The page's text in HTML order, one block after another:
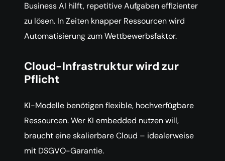
Business AI hilft, repetitive Aufgaben effizienter
zu lösen. In Zeiten knapper Ressourcen wird
Automatisierung zum Wettbewerbsfaktor.
Cloud-Infrastruktur wird zur
Pflicht
KI-Modelle benötigen flexible, hochverfügbare
Ressourcen. Wer KI embedded nutzen will,
braucht eine skalierbare Cloud – idealerweise
mit DSGVO-Garantie.